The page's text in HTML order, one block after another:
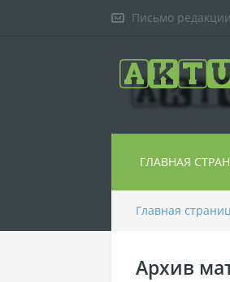
Письмо редакции
ГЛАВНАЯ
Главная
Архив